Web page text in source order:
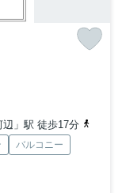
辺」駅 徒歩17分
バルコニー